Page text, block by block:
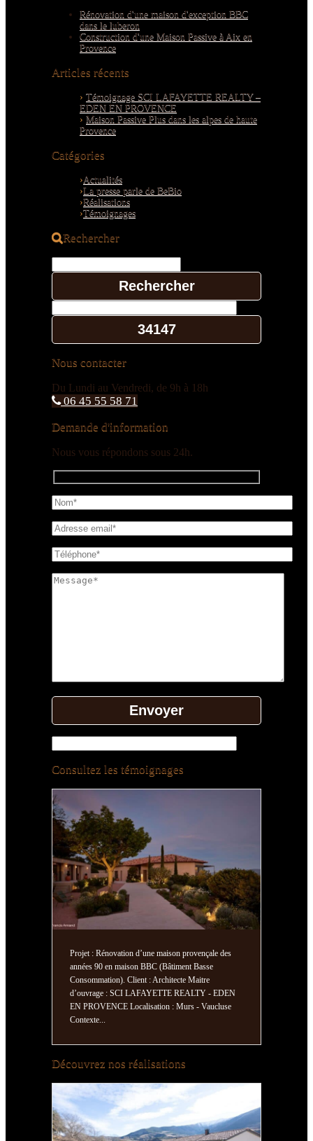
Rénovation d'une maison d'exception BBC
dans le luberon
Construction d'une Maison Passive à Aix en
Provence
Articles récents
Témoignage SCI LAFAYETTE REALTY –
EDEN EN PROVENCE
Maison Passive Plus dans les alpes de haute
Provence
Catégories
Actualités
La presse parle de BeBio
Réalisations
Témoignages
Rechercher
Nous contacter
Du Lundi au Vendredi, de 9h à 18h
06 45 55 58 71
Demande d'information
Nous vous répondons sous 24h.
Consultez les témoignages
Projet : Rénovation d’une maison provençale des
années 90 en maison BBC (Bâtiment Basse
Consommation). Client : Architecte Maitre
d’ouvrage : SCI LAFAYETTE REALTY - EDEN
EN PROVENCE Localisation : Murs - Vaucluse
Contexte...
Découvrez nos réalisations